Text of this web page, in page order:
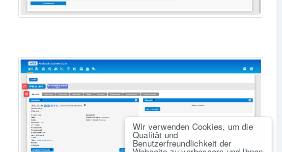
Wir verwenden Cookies, um die
Qualität und
Benutzerfreundlichkeit der